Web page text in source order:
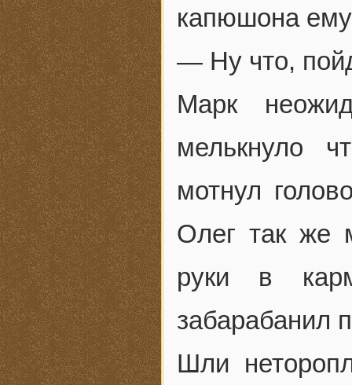
капюшона
— Ну что,
Марк
мелькнуло
мотнул
Олег так же
руки в
забарабанил
Шли